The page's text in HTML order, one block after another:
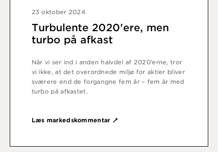
23 oktober 2024
Turbulente 2020'ere, men
turbo på afkast
Når vi ser ind i anden halvdel af 2020’erne, tror
vi ikke, at det overordnede miljø for aktier bliver
sværere end de forgangne fem år – fem år med
turbo på afkastet.
Læs markedskommentar